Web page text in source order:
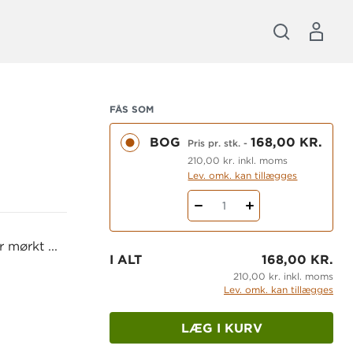
mørkt ...
FÅS SOM
BOG Pris pr. stk. -168,00 KR.
210,00 kr. inkl. moms
Lev. omk. kan tillægges
1
I ALT 168,00 KR.
210,00 kr. inkl. moms
Lev. omk. kan tillægges
LÆG I KURV